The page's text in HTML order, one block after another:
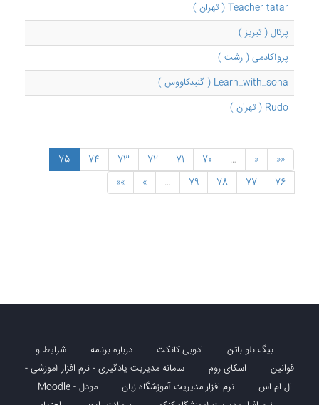
Teacher tatar ( تهران )
پرتال ( تبریز )
پروآکادمی ( رشت )
Learn_with_sona ( گنبدکاووس )
Rudo ( تهران )
««
«
…
70
71
72
73
74
75
76
77
78
79
…
»
»»
بیگ بلو باتن ادوبی کانکت درباره برنامه
شرایط و
قوانین
اسکای روم
سامانه مدیریت یادگیری - نرم افزار آموزشی -
ال ام اس
نرم افزار مدیریت آموزشگاه زبان
مودل - Moodle